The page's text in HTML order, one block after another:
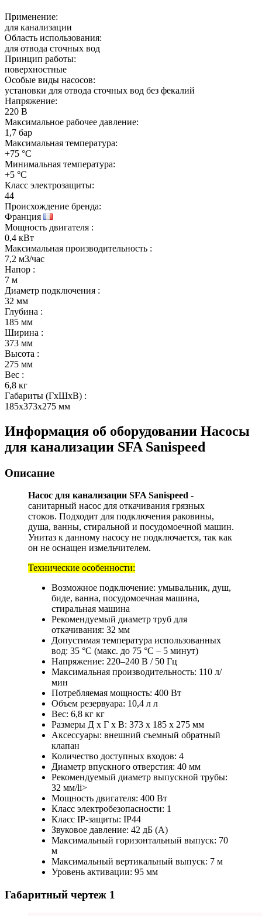
Применение:
для канализации
Область использования:
для отвода сточных вод
Принцип работы:
поверхностные
Особые виды насосов:
установки для отвода сточных вод без фекалий
Напряжение:
220 В
Максимальное рабочее давление:
1,7 бар
Максимальная температура:
+75 °C
Минимальная температура:
+5 °C
Класс электрозащиты:
44
Происхождение бренда:
Франция
Мощность двигателя :
0,4 кВт
Максимальная производительность :
7,2 м3/час
Напор :
7 м
Диаметр подключения :
32 мм
Глубина :
185 мм
Ширина :
373 мм
Высота :
275 мм
Вес :
6,8 кг
Габариты (ГхШхВ) :
185x373x275 мм
Информация об оборудовании Насосы
для канализации SFA Sanispeed
Описание
Насос для канализации SFA Sanispeed -
санитарный насос для откачивания грязных
стоков. Подходит для подключения раковины,
душа, ванны, стиральной и посудомоечной машин.
Унитаз к данному насосу не подключается, так как
он не оснащен измельчителем.
Технические особенности:
Возможное подключение: умывальник, душ,
биде, ванна, посудомоечная машина,
стиральная машина
Рекомендуемый диаметр труб для
откачивания: 32 мм
Допустимая температура использованных
вод: 35 °С (макс. до 75 °С – 5 минут)
Напряжение: 220–240 В / 50 Гц
Максимальная производительность: 110 л/
мин
Потребляемая мощность: 400 Вт
Объем резервуара: 10,4 л л
Вес: 6,8 кг кг
Размеры Д х Г x В: 373 х 185 х 275 мм
Аксессуары: внешний съемный обратный
клапан
Количество доступных входов: 4
Диаметр впускного отверстия: 40 мм
Рекомендуемый диаметр выпускной трубы:
32 мм/li>
Мощность двигателя: 400 Вт
Класс электробезопасности: 1
Класс IP-защиты: IP44
Звуковое давление: 42 дБ (А)
Максимальный горизонтальный выпуск: 70
м
Максимальный вертикальный выпуск: 7 м
Уровень активации: 95 мм
Габаритный чертеж 1